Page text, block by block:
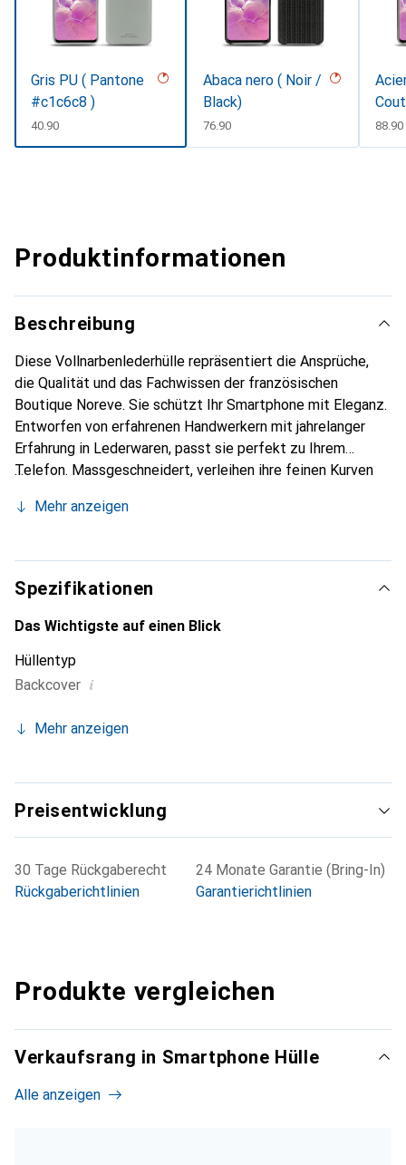
Gris PU ( Pantone
#c1c6c8 )
CHF
40.90
Abaca nero ( Noir /
Black)
CHF
76.90 CHF
88.90
Produktinformationen
Beschreibung
Diese Vollnarbenlederhülle repräsentiert die Ansprüche,
die Qualität und das Fachwissen der französischen
Boutique Noreve. Sie schützt Ihr Smartphone mit Eleganz.
Entworfen von erfahrenen Handwerkern mit jahrelanger
Erfahrung in Lederwaren, passt sie perfekt zu Ihrem
Telefon. Massgeschneidert, verleihen ihre feinen Kurven
unverzichtbaren Accessoire für Ihr Smartphone.
die Marke Noreve eine zuverlässige Wahl für eine
anspruchsvolle Klientel.
Mehr anzeigen
Spezifikationen
Das Wichtigste auf einen Blick
Hüllentyp
Backcover i
Mehr anzeigen
Preisentwicklung
30 Tage Rückgaberecht
Rückgaberichtlinien
24 Monate Garantie (Bring-In)
Garantierichtlinien
Produkte vergleichen
Verkaufsrang in Smartphone Hülle
Alle anzeigen